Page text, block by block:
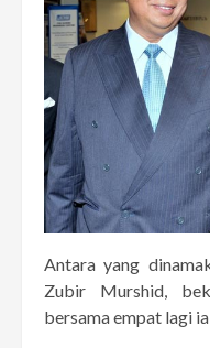
Antara yang
Zubir Murshid,
bersama empat lagi